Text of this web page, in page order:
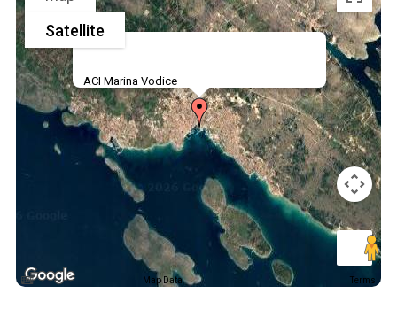
ACI Marina Vodice
Satellite
Map Data Terms